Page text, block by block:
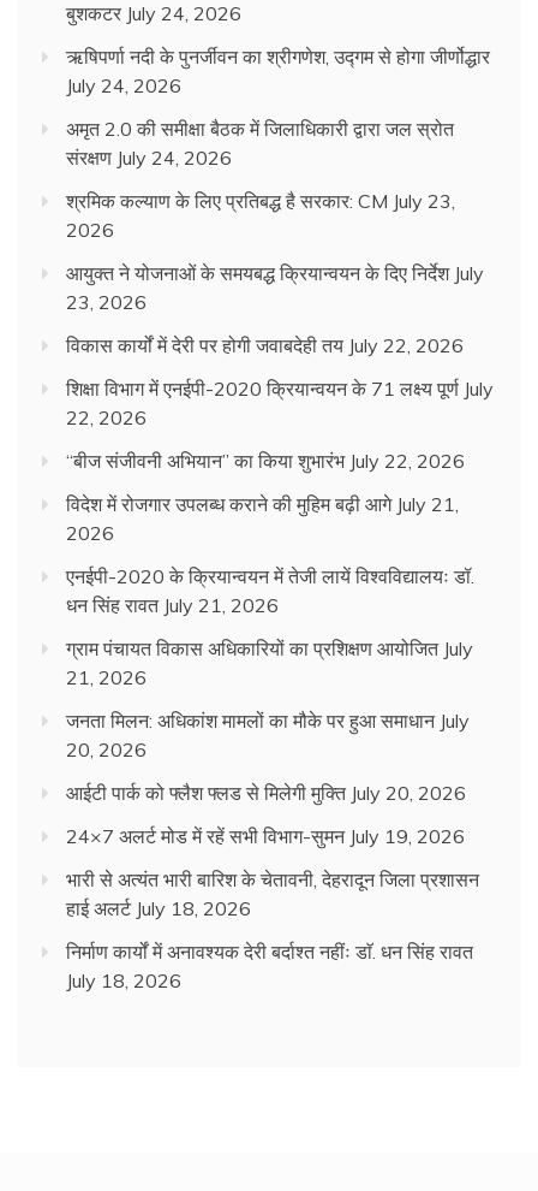
बुशकटर July 24, 2026
ऋषिपर्णा नदी के पुनर्जीवन का श्रीगणेश, उद्गम से होगा जीर्णोद्धार
July 24, 2026
अमृत 2.0 की समीक्षा बैठक में जिलाधिकारी द्वारा जल स्रोत
संरक्षण July 24, 2026
श्रमिक कल्याण के लिए प्रतिबद्ध है सरकार: CM July 23,
2026
आयुक्त ने योजनाओं के समयबद्ध क्रियान्वयन के दिए निर्देश July
23, 2026
विकास कार्यों में देरी पर होगी जवाबदेही तय July 22, 2026
शिक्षा विभाग में एनईपी-2020 क्रियान्वयन के 71 लक्ष्य पूर्ण July
22, 2026
“बीज संजीवनी अभियान” का किया शुभारंभ July 22, 2026
विदेश में रोजगार उपलब्ध कराने की मुहिम बढ़ी आगे July 21,
2026
एनईपी-2020 के क्रियान्वयन में तेजी लायें विश्वविद्यालयः डॉ.
धन सिंह रावत July 21, 2026
ग्राम पंचायत विकास अधिकारियों का प्रशिक्षण आयोजित July
21, 2026
जनता मिलन: अधिकांश मामलों का मौके पर हुआ समाधान July
20, 2026
आईटी पार्क को फ्लैश फ्लड से मिलेगी मुक्ति July 20, 2026
24×7 अलर्ट मोड में रहें सभी विभाग-सुमन July 19, 2026
भारी से अत्यंत भारी बारिश के चेतावनी, देहरादून जिला प्रशासन
हाई अलर्ट July 18, 2026
निर्माण कार्यों में अनावश्यक देरी बर्दाश्त नहींः डाॅ. धन सिंह रावत
July 18, 2026